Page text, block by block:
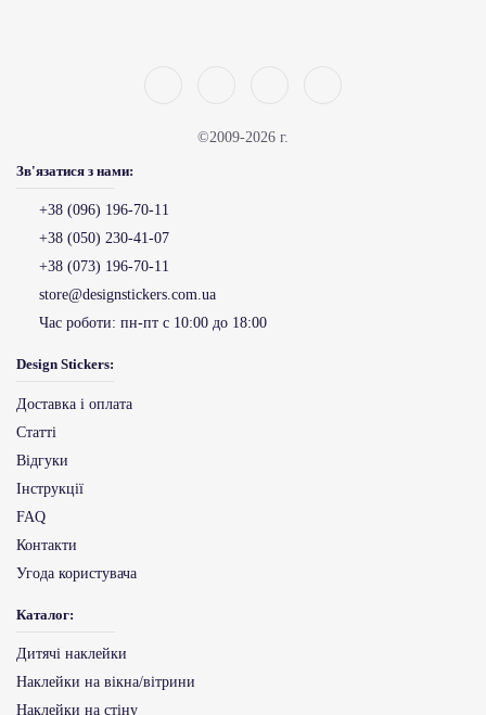
©2009-2026 г.
Зв'язатися з нами:
+38 (096) 196-70-11
+38 (050) 230-41-07
+38 (073) 196-70-11
store@designstickers.com.ua
Час роботи: пн-пт с 10:00 до 18:00
Design Stickers:
Доставка і оплата
Статті
Відгуки
Інструкції
FAQ
Контакти
Угода користувача
Каталог:
Дитячі наклейки
Наклейки на вікна/вітрини
Наклейки на стіну